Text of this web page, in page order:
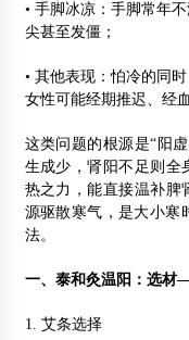
• 手脚冰凉：手脚常年
尖甚至发僵；
• 其他表现：怕冷的同
女性可能经期推迟、经血
这类问题的根源是“阳
生成少，肾阳不足则全
热之力，能直接温补脾
源驱散寒气，是大小寒
法。
一、泰和灸温阳：选
1. 艾条选择